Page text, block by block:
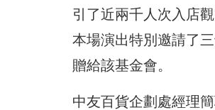
引了近兩千人次入店
本場演出特別邀請了
贈給該基金會。
中友百貨企劃處經理